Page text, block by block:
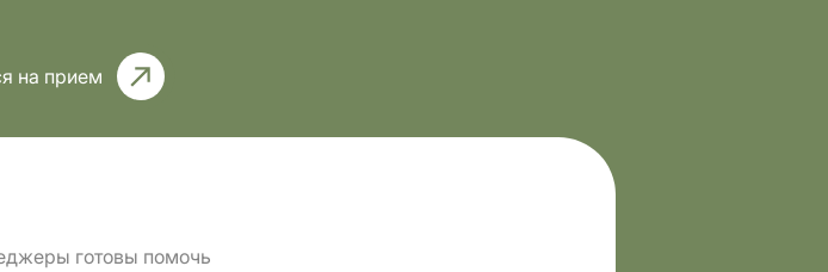
на прием
готовы помочь